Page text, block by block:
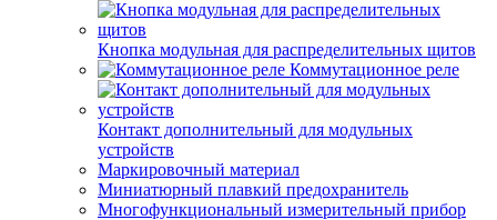
Кнопка модульная для распределительных щитов
Коммутационное реле
Контакт дополнительный для модульных
устройств
Маркировочный материал
Миниатюрный плавкий предохранитель
Многофункциональный измерительный прибор